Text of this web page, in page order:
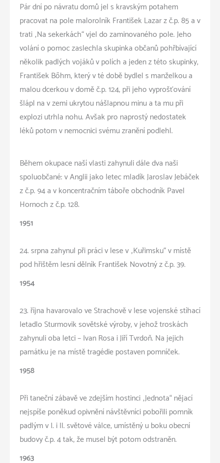
Pár dní po návratu domů jel s kravským potahem
pracovat na pole malorolník František Lazar z č.p. 85 a v
trati „Na sekerkách“ vjel do zaminovaného pole. Jeho
volání o pomoc zaslechla skupinka občanů pohřbívající
několik padlých vojáků v polích a jeden z této skupinky,
František Bőhm, který v té době bydlel s manželkou a
malou dcerkou v domě č.p. 124, při jeho vyprošťování
šlápl na v zemi ukrytou nášlapnou minu a ta mu při
explozi utrhla nohu. Avšak pro naprostý nedostatek
léků potom v nemocnici svému zranění podlehl.
Během okupace naší vlasti zahynuli dále dva naši
spoluobčané: v Anglii jako letec mladík Jaroslav Jebáček
z č.p. 94 a v koncentračním táboře obchodník Pavel
Hornoch z č.p. 128.
1951
24. srpna zahynul při práci v lese v „Kuřimsku“ v místě
pod hřištěm lesní dělník František Novotný z č.p. 39.
1954
23. října havarovalo ve Strachově v lese vojenské stíhací
letadlo Sturmovik sovětské výroby, v jehož troskách
zahynuli oba letci – Ivan Rosa i Jiří Tvrdoň. Na jejich
památku je na místě tragédie postaven pomníček.
1958
Při taneční zábavě ve zdejším hostinci „Jednota“ nějací
nejspíše poněkud opivnění návštěvníci pobořili pomník
padlým v I. i II. světové válce, umístěný u boku obecní
budovy č.p. 4 tak, že musel být potom odstraněn.
1963